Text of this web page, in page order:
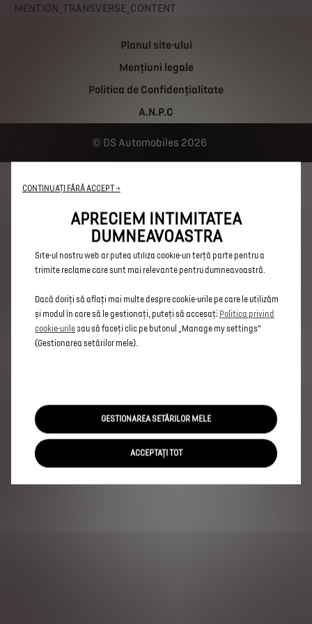
MENTION_TRANSVERSE_CONTENT
Planul site-ului
Mențiuni legale
Politica de Confidențialitate
A.N.P.C
DS Automobiles 2026
CONTINUAȚI FĂRĂ ACCEPT →
APRECIEM INTIMITATEA
DUMNEAVOASTRA
experiență pe site-ul nostru web. Cookie-urile ne permit să vă oferim
accesibilitatea. Acestea îmbunătățesc capacitatea de utilizare și
performanța prin diferite funcții, precum recunoașterea limbii,
rezultatele căutării și, prin urmare, îmbunătățesc ceea ce vă oferim.
Site-ul nostru web ar putea utiliza cookie-uri terță parte pentru a
trimite reclame care sunt mai relevante pentru dumneavoastră.
Dacă doriți să aflați mai multe despre cookie-urile pe care le utilizăm
și modul în care să le gestionați, puteți să accesați Politica privind
cookie-urilesau să faceți clic pe butonul „Manage my settings”
(Gestionarea setărilor mele).
GESTIONAREA SETĂRILOR MELE
ACCEPTAȚI TOT